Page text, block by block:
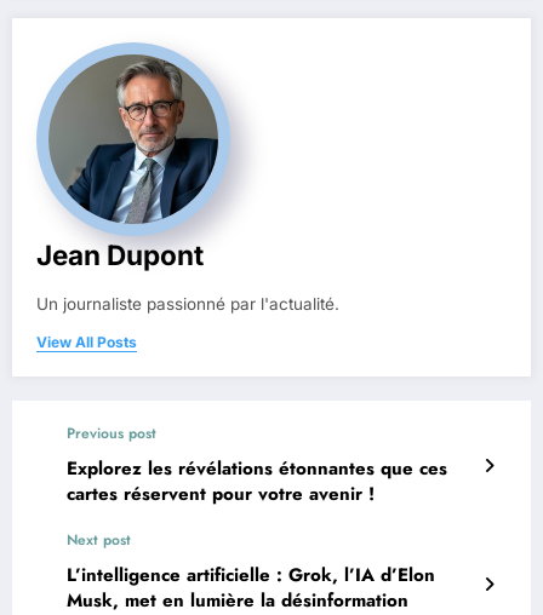
Jean Dupont
Un journaliste passionné par l'actualité.
View All Posts
Previous post
Explorez les révélations étonnantes que ces
cartes réservent pour votre avenir !
Next post
L’intelligence artificielle : Grok, l’IA d’Elon
Musk, met en lumière la désinformation